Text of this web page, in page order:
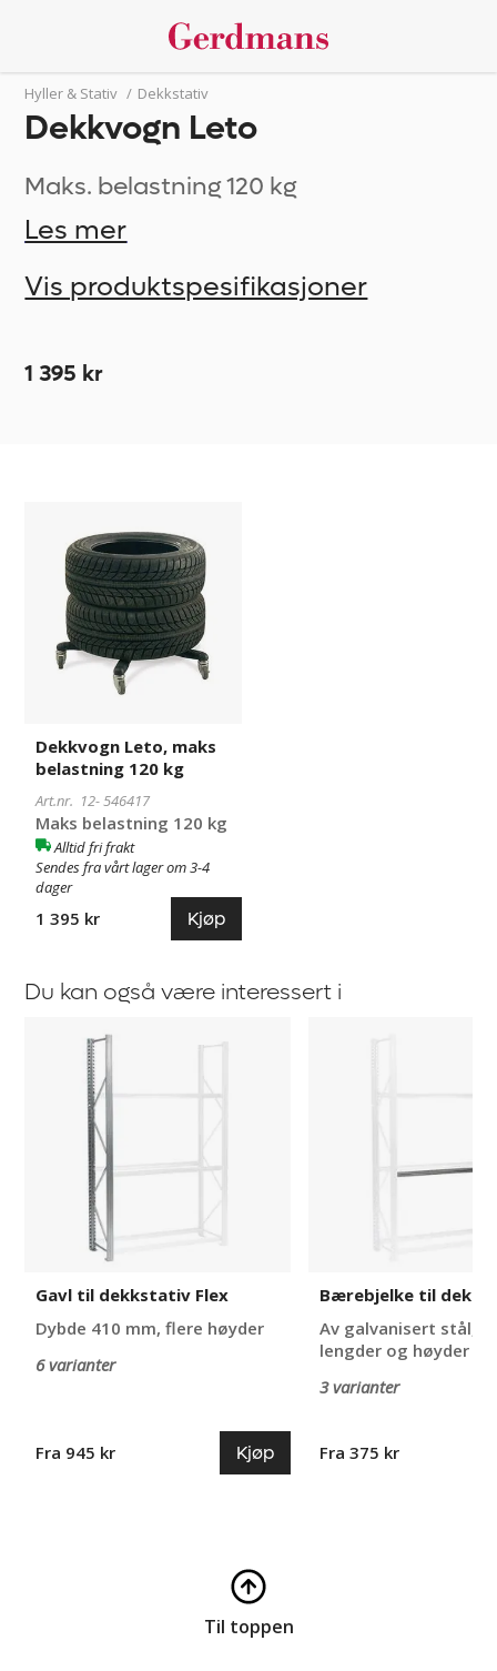
Hyller & Stativ / Dekkstativ
Dekkvogn Leto
Maks. belastning 120 kg
Les mer
Vis produktspesifikasjoner
1 395 kr
maks
belastning
Dekkvogn Leto, maks
belastning 120 kg
Art.nr. 12-546417
Maks belastning 120 kg
Alltid fri frakt
Sendes fra vårt lager om 3-4
dager
1 395 kr Kjøp
Du kan også være interessert i
dekkstativ
Gavl til dekkstativ Flex
Dybde 410 mm, flere høyder
6 varianter
Fra 945 kr Kjøp
Bærebjelke til
Av galvanisert stål,
lengder og høyder
3 varianter
Fra 375 kr
Til toppen